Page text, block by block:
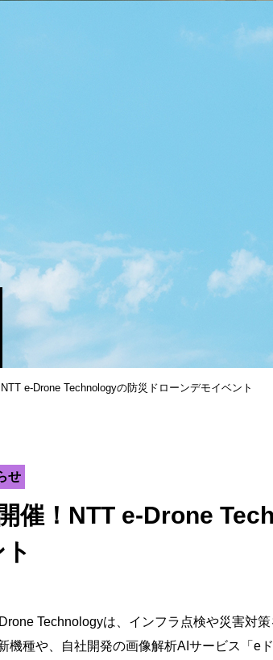
e-Drone Technologyの防災ドローンデモイベント
せ
催！NTT e-Drone
Technologyは、インフラ点検や災害対
機種や、自社開発の画像解析AI サービス「 e